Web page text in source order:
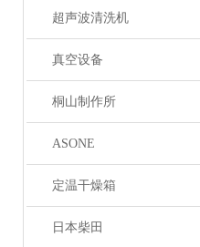
超声波清洗机
真空设备
桐山制作所
ASONE
定温干燥箱
日本柴田